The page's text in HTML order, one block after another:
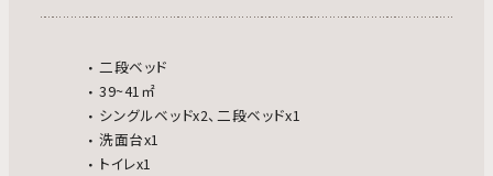
二段ベッド
39~41㎡
シングルベッドx2、二段ベッドx1
洗面台x1
トイレx1